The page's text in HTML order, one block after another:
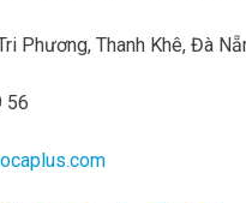
Phương, Thanh Khê, Đà
56